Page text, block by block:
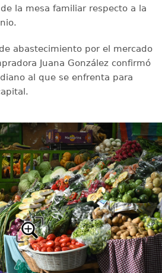
la mesa familiar respecto a la
abastecimiento por el mercado
Juana González confirmó
al que se enfrenta para